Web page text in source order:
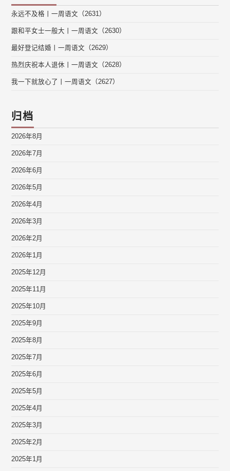
永远不及格丨一周语文（2631）
跟和平女士一般大丨一周语文（2630）
最好登记结婚丨一周语文（2629）
热烈庆祝本人退休丨一周语文（2628）
我一下就放心了丨一周语文（2627）
归档
2026年8月
2026年7月
2026年6月
2026年5月
2026年4月
2026年3月
2026年2月
2026年1月
2025年12月
2025年11月
2025年10月
2025年9月
2025年8月
2025年7月
2025年6月
2025年5月
2025年4月
2025年3月
2025年2月
2025年1月